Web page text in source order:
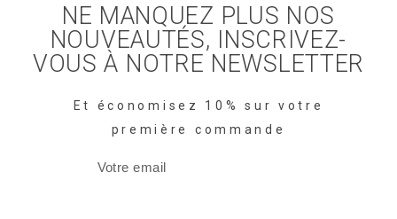
NE MANQUEZ PLUS NOS
NOUVEAUTÉS, INSCRIVEZ-
VOUS À NOTRE NEWSLETTER
Et économisez 10% sur votre
première commande